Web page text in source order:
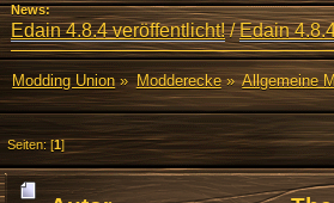
News:
Edain 4.8.4 veröffentlicht!/Edain
Modding Union» Modderecke» Allgemeine
Seiten: [1]